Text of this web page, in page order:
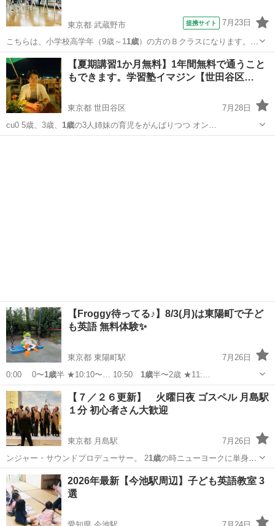
東京都 武蔵野市 提携サイト 7月23日
こちらは、小学校高学年（9歳～11歳）の方のＢクラスになります。
バレエ経…
東京 武蔵野市 バレエ
【夏期講習1か月無料】1年間無料で通うこと
もできます。学習塾イマジン【世田谷区…
東京都 世田谷区
7月28日
cu0 5歳、3歳、 1歳の3人姉妹の育児をがんばりつつ オン…
【Froggy待ってる♪】8/3(月)は東陽町で子ど
も英語 無料体験✨️
東京都 東陽町駅
7月26日
0:00 0〜1歳半 ★10:10〜… 10:50 1歳半〜2歳 ★11:…
東京 江東区 英会話 子ども
【７／２６更新】 火曜日夜 ゴスペル 月島駅
１分 初心者さん大歓迎
東京都 月島駅
7月26日
ンジャー・サウンドプロデューサー。 21歳の時ニューヨークに単身渡
米。 20代の…
東京 中央区 月島駅 音楽 ゴスペルクワイア
2026年最新【今池駅周辺】子ども英語教室 3
選